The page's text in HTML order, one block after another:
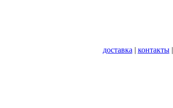
доставка | контакты|